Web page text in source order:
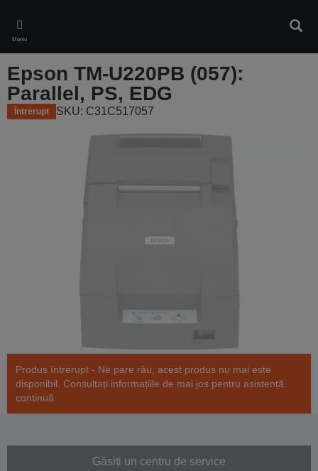
main
content
Meniu
Epson TM-U220PB (057):
Parallel, PS, EDG
Întrerupt SKU: C31C517057
Produs întrerupt - Ne pare rău, acest produs nu mai este
disponibil. Consultați informațiile de mai jos pentru asistență
continuă.
Găsiți un centru de service